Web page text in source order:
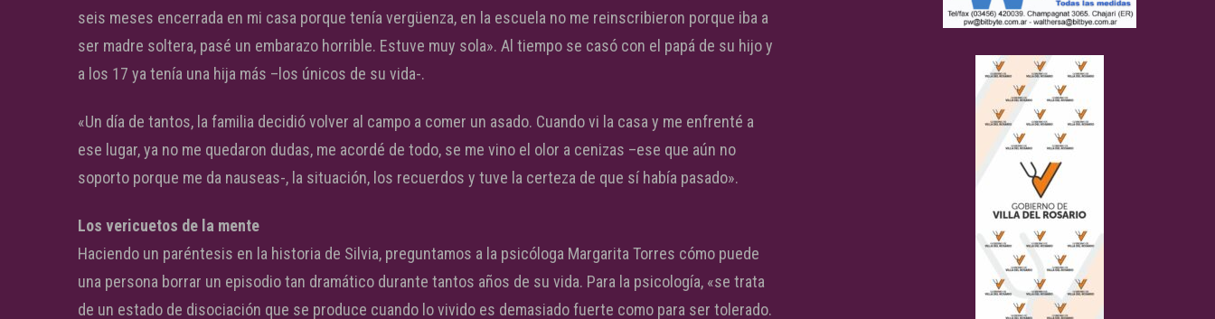
seis meses encerrada en mi casa porque tenía vergüenza, en la escuela no me reinscribieron porque iba a
ser madre soltera, pasé un embarazo horrible. Estuve muy sola». Al tiempo se casó con el papá de su hijo y
a los 17 ya tenía una hija más –los únicos de su vida-.
«Un día de tantos, la familia decidió volver al campo a comer un asado. Cuando vi la casa y me enfrenté a
ese lugar, ya no me quedaron dudas, me acordé de todo, se me vino el olor a cenizas –ese que aún no
soporto porque me da nauseas-, la situación, los recuerdos y tuve la certeza de que sí había pasado».
Los vericuetos de la mente
Haciendo un paréntesis en la historia de Silvia, preguntamos a la psicóloga Margarita Torres cómo puede
una persona borrar un episodio tan dramático durante tantos años de su vida. Para la psicología, «se trata
de un estado de disociación que se produce cuando lo vivido es demasiado fuerte como para ser tolerado.